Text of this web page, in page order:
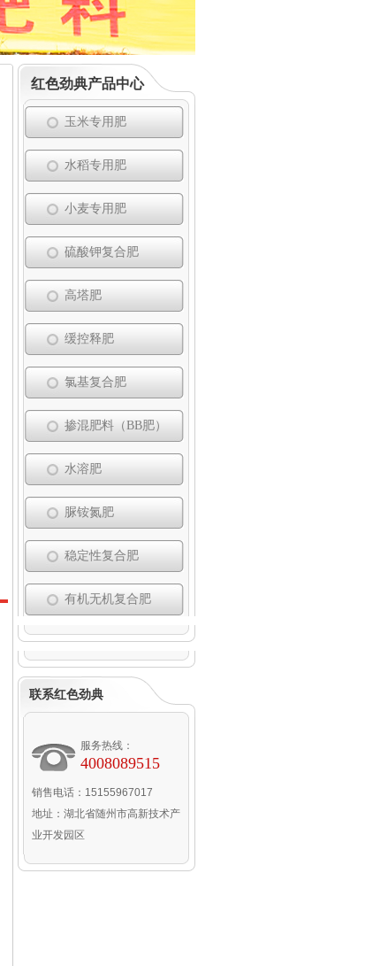
红色劲典产品中心
玉米专用肥
水稻专用肥
小麦专用肥
硫酸钾复合肥
高塔肥
缓控释肥
氯基复合肥
掺混肥料（BB肥）
水溶肥
脲铵氮肥
稳定性复合肥
有机无机复合肥
联系红色劲典
服务热线：
4008089515
销售电话：15155967017
地址：湖北省随州市高新技术产
业开发园区